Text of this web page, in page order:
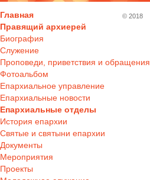
Главная
Правящий архиерей
Биография
Служение
Проповеди, приветствия и обращения
Фотоальбом
Епархиальное управление
Епархиальные новости
Епархиальные отделы
История епархии
Святые и святыни епархии
Документы
Мероприятия
Проекты
© 2018